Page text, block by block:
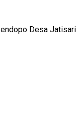
Desa Jatisari